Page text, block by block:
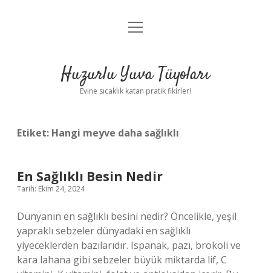
Anasayfa
Yasal Uyarı
menüyü
Huzurlu Yuva Tüyoları
Evine sıcaklık katan pratik fikirler!
Etiket: Hangi meyve daha sağlıklı
En Sağlıklı Besin Nedir
Tarih: Ekim 24, 2024
Dünyanın en sağlıklı besini nedir? Öncelikle, yeşil
yapraklı sebzeler dünyadaki en sağlıklı
yiyeceklerden bazılarıdır. Ispanak, pazı, brokoli ve
kara lahana gibi sebzeler büyük miktarda lif, C